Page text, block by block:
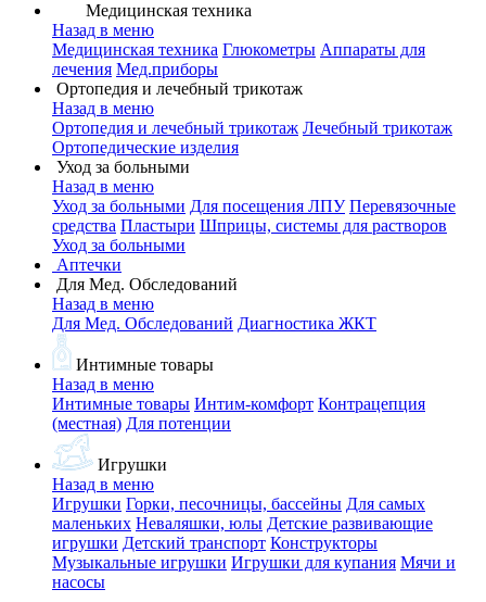
Медицинская техника
Назад в меню
Медицинская техника Глюкометры Аппараты для
лечения Мед.приборы
Ортопедия и лечебный трикотаж
Назад в меню
Ортопедия и лечебный трикотаж Лечебный трикотаж
Ортопедические изделия
Уход за больными
Назад в меню
Уход за больными Для посещения ЛПУ Перевязочные
средства Пластыри Шприцы, системы для растворов
Уход за больными
Аптечки
Для Мед. Обследований
Назад в меню
Для Мед. Обследований Диагностика ЖКТ
Интимные товары
Назад в меню
Интимные товары Интим-комфорт Контрацепция
(местная) Для потенции
Игрушки
Назад в меню
Игрушки Горки, песочницы, бассейны Для самых
маленьких Неваляшки, юлы Детские развивающие
игрушки Детский транспорт Конструкторы
Музыкальные игрушки Игрушки для купания Мячи и
насосы